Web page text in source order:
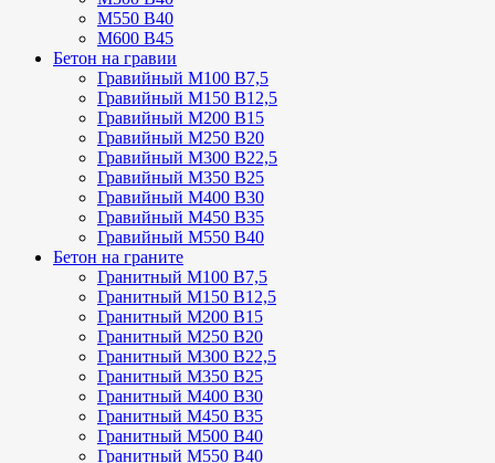
М550 В40
М600 В45
Бетон на гравии
Гравийный М100 В7,5
Гравийный М150 В12,5
Гравийный М200 В15
Гравийный М250 В20
Гравийный М300 В22,5
Гравийный М350 В25
Гравийный М400 В30
Гравийный М450 В35
Гравийный М550 В40
Бетон на граните
Гранитный М100 В7,5
Гранитный М150 В12,5
Гранитный М200 В15
Гранитный М250 В20
Гранитный М300 В22,5
Гранитный М350 В25
Гранитный М400 В30
Гранитный М450 В35
Гранитный М500 В40
Гранитный М550 В40